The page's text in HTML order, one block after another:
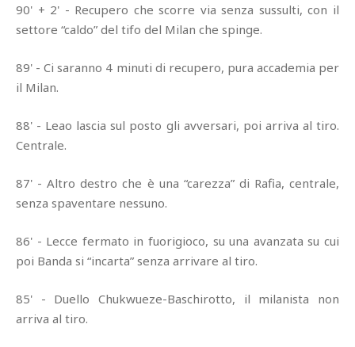
90' + 2' - Recupero che scorre via senza sussulti, con il
settore “caldo” del tifo del Milan che spinge.
89' - Ci saranno 4 minuti di recupero, pura accademia per
il Milan.
88' - Leao lascia sul posto gli avversari, poi arriva al tiro.
Centrale.
87' - Altro destro che è una “carezza” di Rafia, centrale,
senza spaventare nessuno.
86' - Lecce fermato in fuorigioco, su una avanzata su cui
poi Banda si “incarta” senza arrivare al tiro.
85' - Duello Chukwueze-Baschirotto, il milanista non
arriva al tiro.